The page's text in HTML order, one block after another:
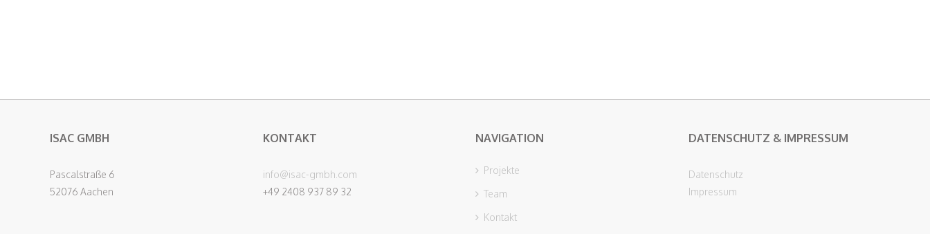
ISAC GMBH
Pascalstraße 6
52076 Aachen
KONTAKT
info@isac-gmbh.com
+49 2408 937 89 32
NAVIGATION
Projekte
Team
Kontakt
DATENSCHUTZ & IMPRESSUM
Datenschutz
Impressum